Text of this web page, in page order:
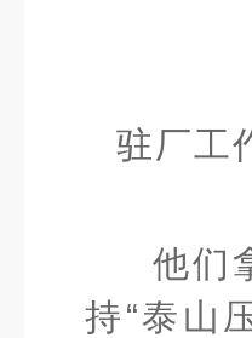
驻厂工
他们
持“泰山